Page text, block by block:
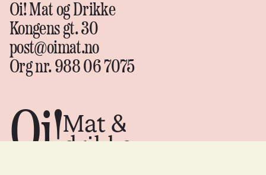
Oi! Mat og Drikke
Kongens gt. 30
post@oimat.no
Org nr. 988 06 7075
Oi!Mat &
drikke